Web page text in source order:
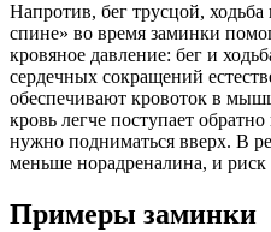
Напротив, бег трусцой,
спине» во время заминки
кровяное давление: бег и
сердечных сокращений
обеспечивают кровоток в
кровь легче поступает
нужно подниматься вверх. В
меньше норадреналина, и
Примеры заминки